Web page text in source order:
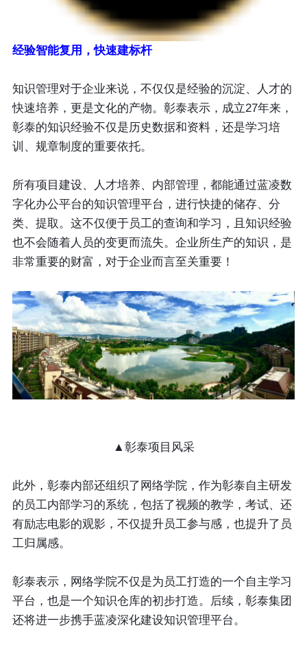
经验智能复用，快速建标杆
知识管理对于企业来说，不仅仅是经验的沉淀、人才的
快速培养，更是文化的产物。彰泰表示，成立27年来，
彰泰的知识经验不仅是历史数据和资料，还是学习培
训、规章制度的重要依托。
所有项目建设、人才培养、内部管理，都能通过蓝凌数
字化办公平台的知识管理平台，进行快捷的储存、分
类、提取。这不仅便于员工的查询和学习，且知识经验
也不会随着人员的变更而流失。企业所生产的知识，是
非常重要的财富，对于企业而言至关重要！
▲彰泰项目风采
此外，彰泰内部还组织了网络学院，作为彰泰自主研发
的员工内部学习的系统，包括了视频的教学，考试、还
有励志电影的观影，不仅提升员工参与感，也提升了员
工归属感。
彰泰表示，网络学院不仅是为员工打造的一个自主学习
平台，也是一个知识仓库的初步打造。后续，彰泰集团
还将进一步携手蓝凌深化建设知识管理平台。